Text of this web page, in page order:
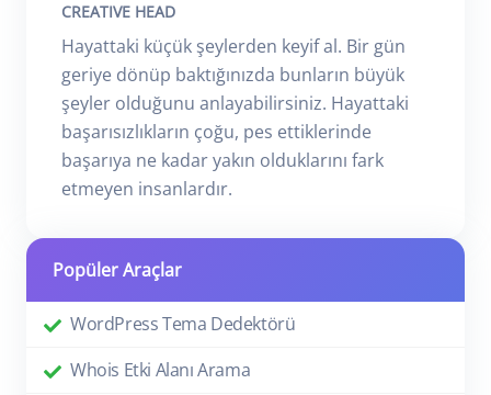
CREATIVE HEAD
Hayattaki küçük şeylerden keyif al. Bir gün
geriye dönüp baktığınızda bunların büyük
şeyler olduğunu anlayabilirsiniz. Hayattaki
başarısızlıkların çoğu, pes ettiklerinde
başarıya ne kadar yakın olduklarını fark
etmeyen insanlardır.
Popüler Araçlar
WordPress Tema Dedektörü
Whois Etki Alanı Arama